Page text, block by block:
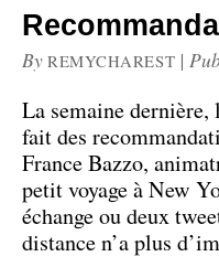
By REMYCHAREST |
La semaine dernière,
fait des
France Bazzo,
petit voyage à New
échange ou deux
distance n’a plus